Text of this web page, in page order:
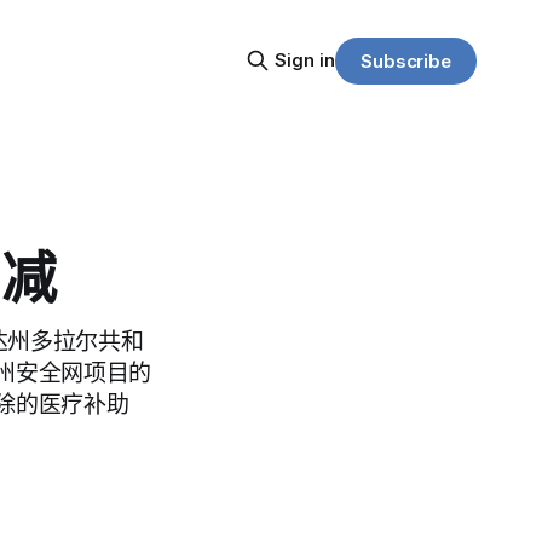
Sign in Subscribe
多拉尔共和
安全网项目的
的医疗补助